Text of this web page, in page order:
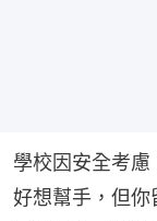
學校因安全考
好想幫手，但你